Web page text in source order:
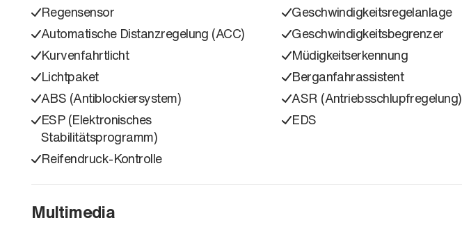
Regensensor
Geschwindigkeitsregelanlage
Automatische Distanzregelung (ACC)
Geschwindigkeitsbegrenzer
Kurvenfahrtlicht
Müdigkeitserkennung
Lichtpaket
Berganfahrassistent
ABS (Antiblockiersystem)
ASR (Antriebsschlupfregelung)
ESP (Elektronisches
Stabilitätsprogramm)
EDS
Reifendruck-Kontrolle
Multimedia